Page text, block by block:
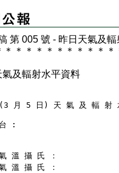
第 005 號 - 昨日天氣及
＊ ＊ ＊ ＊ ＊ ＊ ＊ ＊ ＊ ＊ ＊
氣及輻射水平資料
月 5 日) 天 氣 及 輻 射
:
氣 溫 攝 氏 ：
氣 溫 攝 氏 ：